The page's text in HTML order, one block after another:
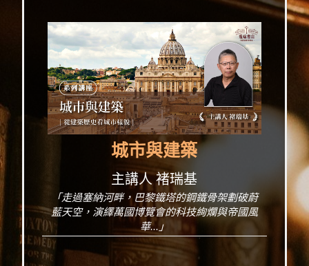
城市與建築
主講人 褚瑞基
「走過塞納河畔，巴黎鐵塔的鋼鐵骨架劃破蔚
藍天空，演繹萬國博覽會的科技絢爛與帝國風
華...」